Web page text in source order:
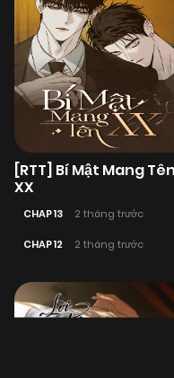
[RTT] Bí Mật Mang Tên
XX
CHAP 13 2 tháng trước
CHAP 12 2 tháng trước